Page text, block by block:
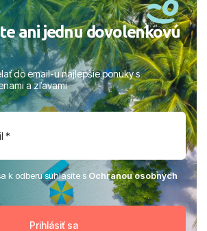
ani jednu dovolenkovú
do email-u najlepšie ponuky s
a zľavami
k odberu súhlasíte sOchranou osobných